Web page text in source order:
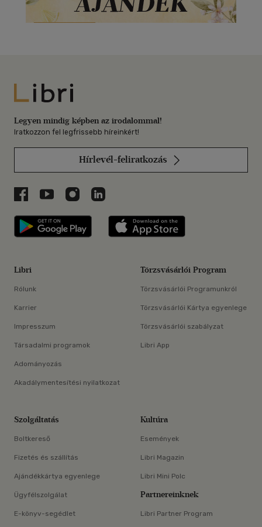
Libri
Legyen mindig képben az irodalommal!
Iratkozzon fel legfrissebb híreinkért!
Hírlevél-feliratkozás
Libri a Facebookon
Libri a Youtube-on
Libri az Instagramon
Libri a LinkedInen
Libri applikáció Szerezd meg: Google
Libri
Rólunk
Karrier
Impresszum
Társadalmi programok
Adományozás
Akadálymentesítési nyilatkozat
Törzsvásárlói Program
Törzsvásárlói Programunkról
Törzsvásárlói Kártya egyenlege
Törzsvásárlói szabályzat
Libri App
Szolgáltatás
Boltkereső
Fizetés és szállítás
Ajándékkártya egyenlege
Ügyfélszolgálat
E-könyv-segédlet
Kultúra
Események
Libri Magazin
Libri Mini Polc
Partnereinknek
Libri Partner Program